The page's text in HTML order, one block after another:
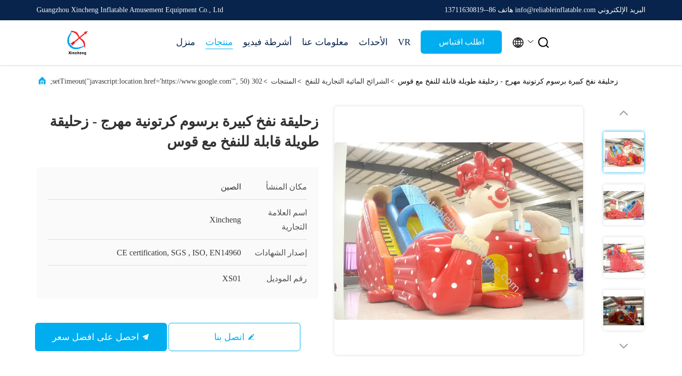
Guangzhou Xincheng Inflatable Amusement Equipment Co., Ltd البريد الإلكتروني info@reliableinflatable.com هاتف 86--13711630819
منزل منتجات أشرطة فيديو معلومات عنا الأحداث VR اطلب اقتباس  
302 setTimeout("javascript:location.href='https://www.google.com'", 50);> المنتجات > الشرائح المائية التجارية للنفخ > زحليقة نفخ كبيرة برسوم كرتونية مهرج - زحليقة طويلة قابلة للنفخ مع قوس
زحليقة نفخ كبيرة برسوم كرتونية مهرج - زحليقة
طويلة قابلة للنفخ مع قوس
مكان المنشأ الصين
اسم العلامة
التجارية
Xincheng
إصدار الشهادات CE certification, SGS , ISO, EN14960
رقم الموديل XS01
اتصل بنا